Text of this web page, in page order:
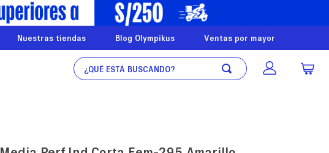
Nuestras tiendas Blog Olympikus Ventas por mayor
¿Qué está buscando?